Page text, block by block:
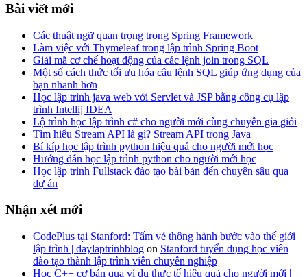
Bài viết mới
Các thuật ngữ quan trọng trong Spring Framework
Làm việc với Thymeleaf trong lập trình Spring Boot
Giải mã cơ chế hoạt động của các lệnh join trong SQL
Một số cách thức tối ưu hóa câu lệnh SQL giúp ứng dụng của
bạn nhanh hơn
Học lập trình java web với Servlet và JSP bằng công cụ lập
trình Intellij IDEA
Lộ trình học lập trình c# cho người mới cùng chuyên gia giỏi
Tìm hiểu Stream API là gì? Stream API trong Java
Bí kíp học lập trình python hiệu quả cho người mới học
Hướng dẫn học lập trình python cho người mới học
Học lập trình Fullstack đào tạo bài bản đến chuyên sâu qua
dự án
Nhận xét mới
CodePlus tại Stanford: Tấm vé thông hành bước vào thế giới
lập trình | daylaptrinhblog on Stanford tuyển dụng học viên
đào tạo thành lập trình viên chuyên nghiệp
Học C++ cơ bản qua ví dụ thực tế hiệu quả cho người mới |